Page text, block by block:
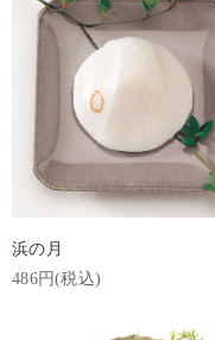
浜の月
486円(税込)